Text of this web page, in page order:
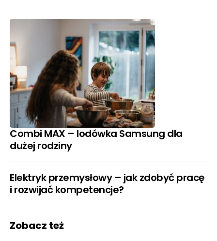
Combi MAX – lodówka Samsung dla
dużej rodziny
Elektryk przemysłowy – jak zdobyć pracę
i rozwijać kompetencje?
Zobacz też